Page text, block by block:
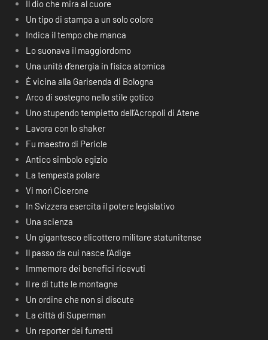
Il dio che mira al cuore
Un tipo di stampa a un solo colore
Indica il tempo che manca
Lo suonava il maggiordomo
Una unità d’energia in fisica atomica
È vicina alla Garisenda di Bologna
Arco di sostegno nello stile gotico
Uno stupendo tempietto dell’Acropoli di Atene
Lavora con lo shaker
Fu maestro di Pericle
Antico simbolo egizio
La tempesta polare
Vi morì Cicerone
In Svizzera esercita il potere legislativo
Una scienza
Un gigantesco elicottero militare statunitense
Il passo da cui nasce l’Adige
Immemore dei benefici ricevuti
Il re di tutte le montagne
Un ordine che non si discute
La città di Superman
Un reporter dei fumetti